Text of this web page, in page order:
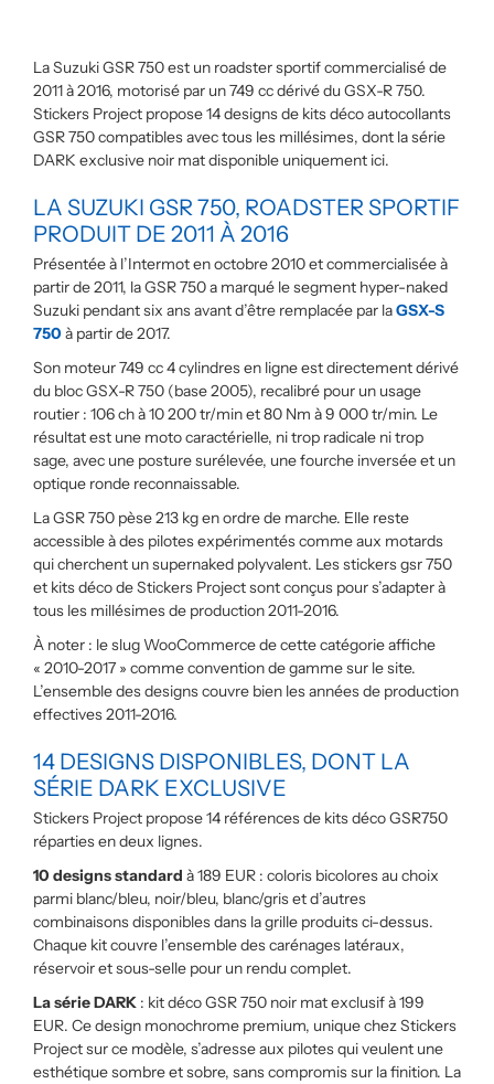
La Suzuki GSR 750 est un roadster sportif commercialisé de
2011 à 2016, motorisé par un 749 cc dérivé du GSX-R 750.
Stickers Project propose 14 designs de kits déco autocollants
GSR 750 compatibles avec tous les millésimes, dont la série
DARK exclusive noir mat disponible uniquement ici.
LA SUZUKI GSR 750, ROADSTER SPORTIF
PRODUIT DE 2011 À 2016
Présentée à l’Intermot en octobre 2010 et commercialisée à
partir de 2011, la GSR 750 a marqué le segment hyper-naked
Suzuki pendant six ans avant d’être remplacée par laGSX-S
750 à partir de 2017.
Son moteur 749 cc 4 cylindres en ligne est directement dérivé
du bloc GSX-R 750 (base 2005), recalibré pour un usage
routier : 106 ch à 10 200 tr/min et 80 Nm à 9 000 tr/min. Le
résultat est une moto caractérielle, ni trop radicale ni trop
sage, avec une posture surélevée, une fourche inversée et un
optique ronde reconnaissable.
La GSR 750 pèse 213 kg en ordre de marche. Elle reste
accessible à des pilotes expérimentés comme aux motards
qui cherchent un supernaked polyvalent. Les stickers gsr 750
et kits déco de Stickers Project sont conçus pour s’adapter à
tous les millésimes de production 2011-2016.
À noter : le slug WooCommerce de cette catégorie affiche
« 2010-2017 » comme convention de gamme sur le site.
L’ensemble des designs couvre bien les années de production
effectives 2011-2016.
14 DESIGNS DISPONIBLES, DONT LA
SÉRIE DARK EXCLUSIVE
Stickers Project propose 14 références de kits déco GSR750
réparties en deux lignes.
10 designs standard à 189 EUR : coloris bicolores au choix
parmi blanc/bleu, noir/bleu, blanc/gris et d’autres
combinaisons disponibles dans la grille produits ci-dessus.
Chaque kit couvre l’ensemble des carénages latéraux,
réservoir et sous-selle pour un rendu complet.
La série DARK : kit déco GSR 750 noir mat exclusif à 199
EUR. Ce design monochrome premium, unique chez Stickers
Project sur ce modèle, s’adresse aux pilotes qui veulent une
esthétique sombre et sobre, sans compromis sur la finition. La